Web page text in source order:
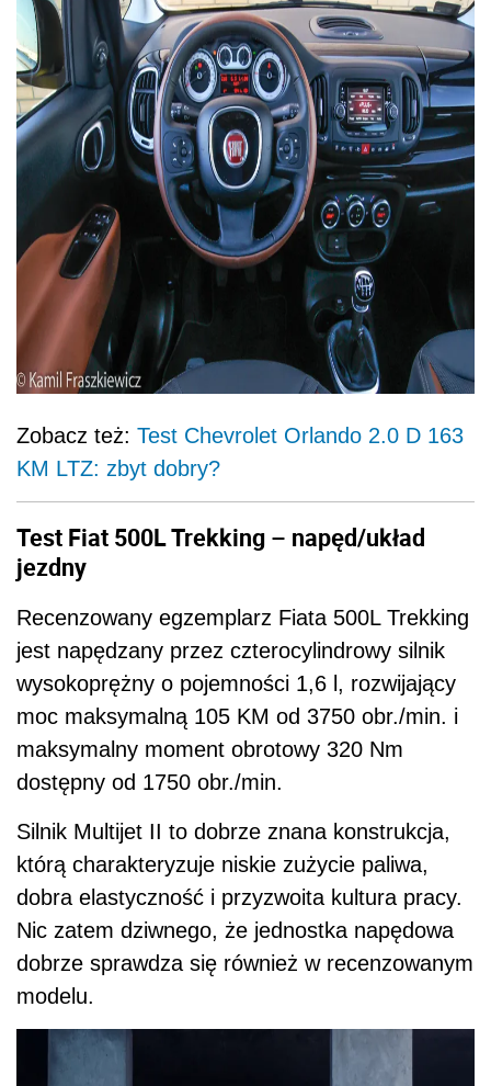
Zobacz też: Test Chevrolet Orlando 2.0 D 163
KM LTZ: zbyt dobry?
Test Fiat 500L Trekking – napęd/układ
jezdny
Recenzowany egzemplarz Fiata 500L Trekking
jest napędzany przez czterocylindrowy silnik
wysokoprężny o pojemności 1,6 l, rozwijający
moc maksymalną 105 KM od 3750 obr./min. i
maksymalny moment obrotowy 320 Nm
dostępny od 1750 obr./min.
Silnik Multijet II to dobrze znana konstrukcja,
którą charakteryzuje niskie zużycie paliwa,
dobra elastyczność i przyzwoita kultura pracy.
Nic zatem dziwnego, że jednostka napędowa
dobrze sprawdza się również w recenzowanym
modelu.